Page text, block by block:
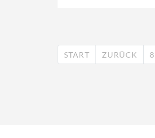
START ZURÜCK 8